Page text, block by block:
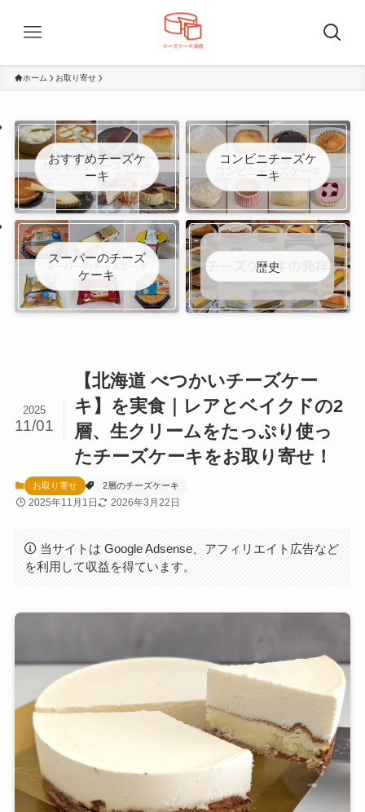
ホーム お取り寄せ
おすすめチーズケ
ーキ
コンビニチーズケ
ーキ
スーパーのチーズ
ケーキ
歴史
【北海道 べつかいチーズケー
キ】を実食｜レアとベイクドの2
層、生クリームをたっぷり使っ
たチーズケーキをお取り寄せ！
2025
11/01
お取り寄せ 2層のチーズケーキ
2025年11月1日 2026年3月22日
当サイトは Google Adsense、アフィリエイト広告など
を利用して収益を得ています。